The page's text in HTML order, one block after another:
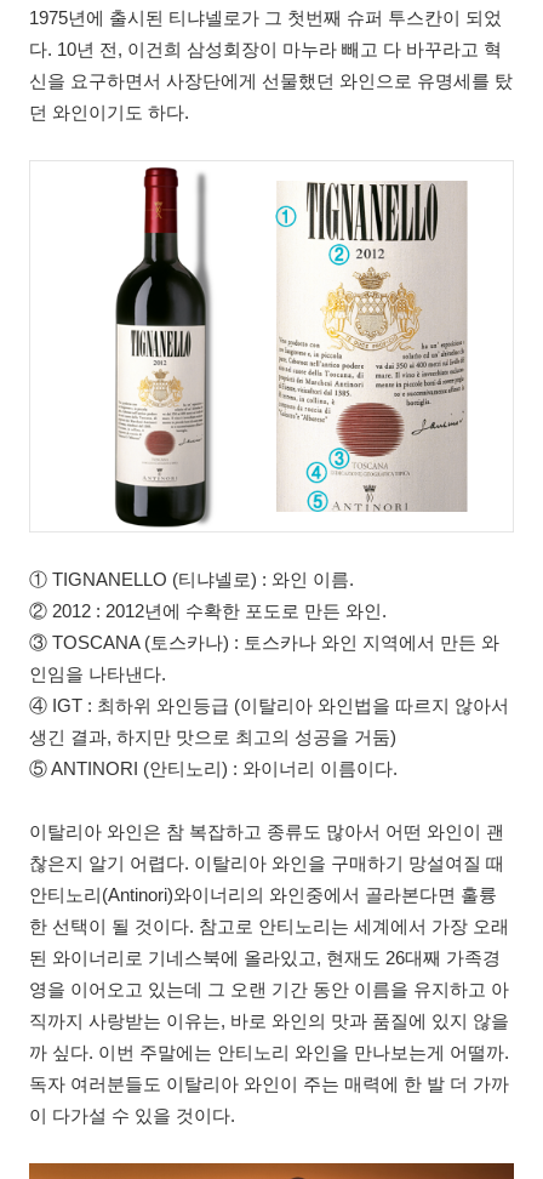
1975년에 출시된 티냐넬로가 그 첫번째 슈퍼 투스칸이 되었
다. 10년 전, 이건희 삼성회장이 마누라 빼고 다 바꾸라고 혁
신을 요구하면서 사장단에게 선물했던 와인으로 유명세를 탔
던 와인이기도 하다.
① TIGNANELLO (티냐넬로) : 와인 이름.
② 2012 : 2012년에 수확한 포도로 만든 와인.
③ TOSCANA (토스카나) : 토스카나 와인 지역에서 만든 와
인임을 나타낸다.
④ IGT : 최하위 와인등급 (이탈리아 와인법을 따르지 않아서
생긴 결과, 하지만 맛으로 최고의 성공을 거둠)
⑤ ANTINORI (안티노리) : 와이너리 이름이다.
이탈리아 와인은 참 복잡하고 종류도 많아서 어떤 와인이 괜
찮은지 알기 어렵다. 이탈리아 와인을 구매하기 망설여질 때
안티노리(Antinori)와이너리의 와인중에서 골라본다면 훌륭
한 선택이 될 것이다. 참고로 안티노리는 세계에서 가장 오래
된 와이너리로 기네스북에 올라있고, 현재도 26대째 가족경
영을 이어오고 있는데 그 오랜 기간 동안 이름을 유지하고 아
직까지 사랑받는 이유는, 바로 와인의 맛과 품질에 있지 않을
까 싶다. 이번 주말에는 안티노리 와인을 만나보는게 어떨까.
독자 여러분들도 이탈리아 와인이 주는 매력에 한 발 더 가까
이 다가설 수 있을 것이다.